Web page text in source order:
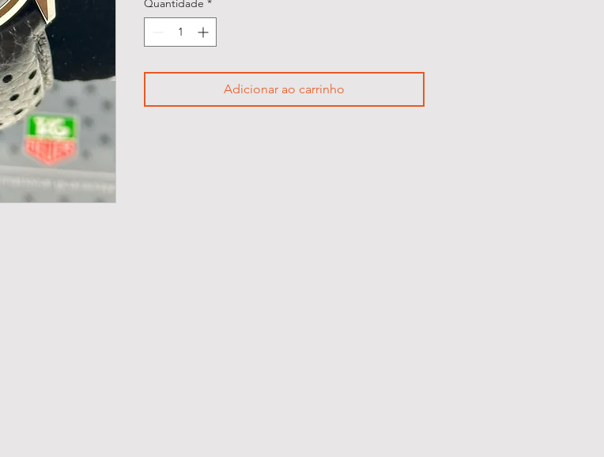
Quantidade *
Adicionar ao carrinho